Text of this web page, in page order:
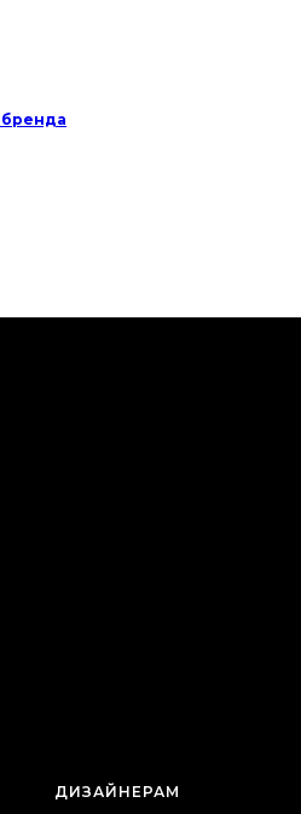
бренда
ДИЗАЙНЕРАМ